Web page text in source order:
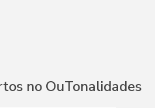
no OuTonalidades